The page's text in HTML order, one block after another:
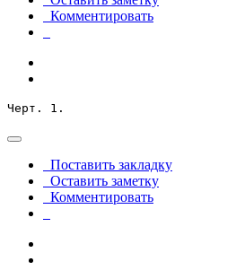
Комментировать
Черт. 1.
Поставить закладку
Оставить заметку
Комментировать